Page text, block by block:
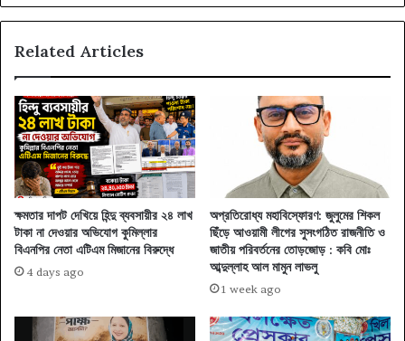
Related Articles
ক্ষমতার দাপট দেখিয়ে হিন্দু ব্যবসায়ীর ২৪ লাখ
টাকা না দেওয়ার অভিযোগ কুমিল্লার
বিএনপির নেতা এটিএম মিজানের বিরুদ্ধে
4 days ago
অপ্রতিরোধ্য মহাবিস্ফোরণ: জুলুমের শিকল
ছিঁড়ে আওয়ামী লীগের সুসংগঠিত রাজনীতি ও
জাতীয় পরিবর্তনের তোড়জোড় : কবি মোঃ
আব্দুল্লাহ আল মামুন লাভলু
1 week ago